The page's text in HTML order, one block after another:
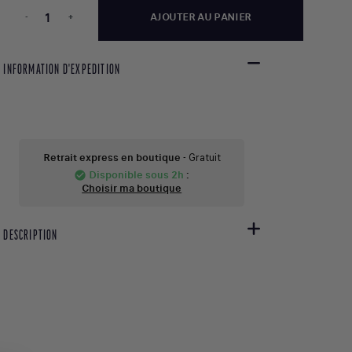
- + AJOUTER AU PANIER
INFORMATION D'EXPEDITION
Retrait express en boutique - Gratuit
check_circle Disponible sous 2h :
Choisir ma boutique
DESCRIPTION